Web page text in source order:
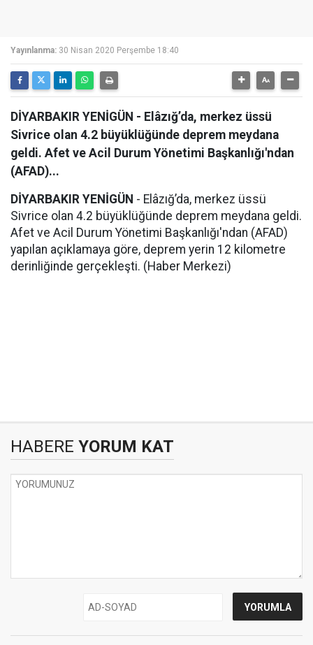
Yayınlanma: 30 Nisan 2020 Perşembe 18:40
DİYARBAKIR YENİGÜN - Elâzığ’da, merkez üssü
Sivrice olan 4.2 büyüklüğünde deprem meydana
geldi. Afet ve Acil Durum Yönetimi Başkanlığı'ndan
(AFAD)...
DİYARBAKIR YENİGÜN - Elâzığ’da, merkez üssü
Sivrice olan 4.2 büyüklüğünde deprem meydana geldi.
Afet ve Acil Durum Yönetimi Başkanlığı'ndan (AFAD)
yapılan açıklamaya göre, deprem yerin 12 kilometre
derinliğinde gerçekleşti. (Haber Merkezi)
HABERE YORUM KAT